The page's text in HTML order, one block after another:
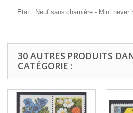
Etat : Neuf sans charnière - Mint never
30 AUTRES PRODUITS
CATÉGORIE :